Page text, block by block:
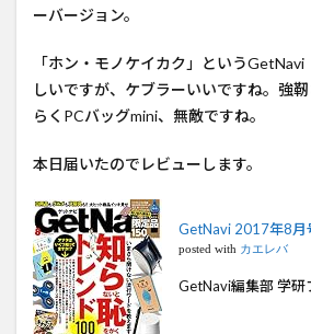
ーバージョン。
「ホン・モノケイカク」という
しいですが、ケブラーいいですね。強
らくPCバッグmini、無敵ですね。
本日届いたのでレビューします。
GetNavi 2017年8月
posted with カエレバ
GetNavi編集部 学